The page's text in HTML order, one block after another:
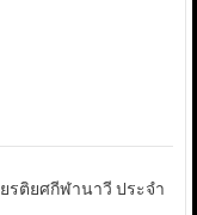
รติยศกีฬานาวี ประจำ